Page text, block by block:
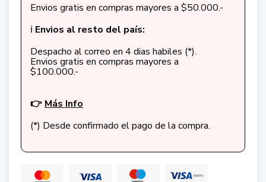
Envios gratis en compras mayores a $50.000.-
ℹ️ Envios al resto del país:
Despacho al correo en 4 dias habiles (*).
Envios gratis en compras mayores a
$100.000.-
👉 Más Info
(*) Desde confirmado el pago de la compra.